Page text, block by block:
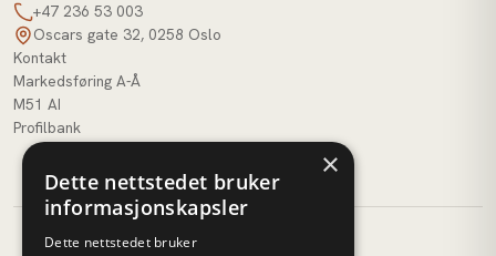
+47 236 53 003
Oscars gate 32, 0258 Oslo
Kontakt
Markedsføring A-Å
M51 AI
Profilbank
×
Dette nettstedet bruker
informasjonskapsler
Dette nettstedet bruker